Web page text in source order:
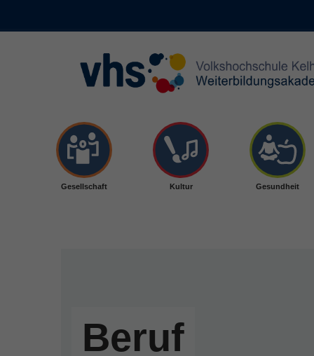
Gesellschaft Kultur Gesundheit
Beruf